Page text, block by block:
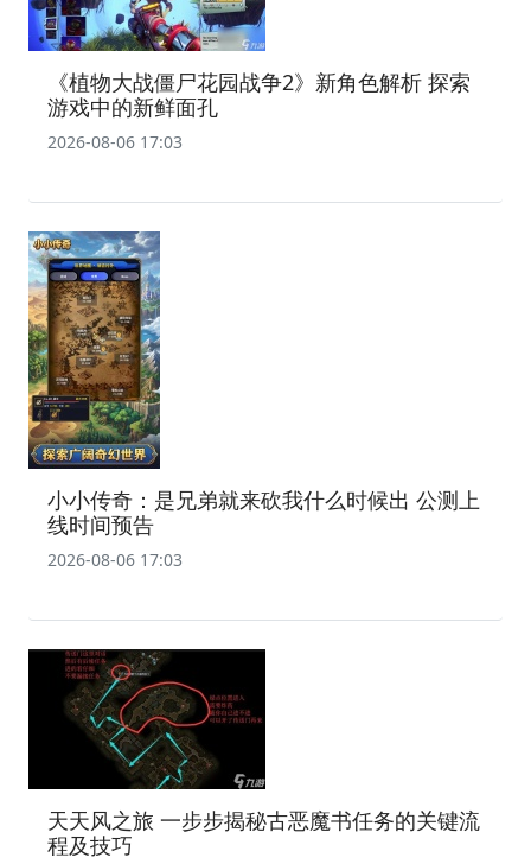
《植物大战僵尸花园战争2》新角色解析 探索
游戏中的新鲜面孔
2026-08-06 17:03
小小传奇：是兄弟就来砍我什么时候出 公测上
线时间预告
2026-08-06 17:03
天天风之旅 一步步揭秘古恶魔书任务的关键流
程及技巧